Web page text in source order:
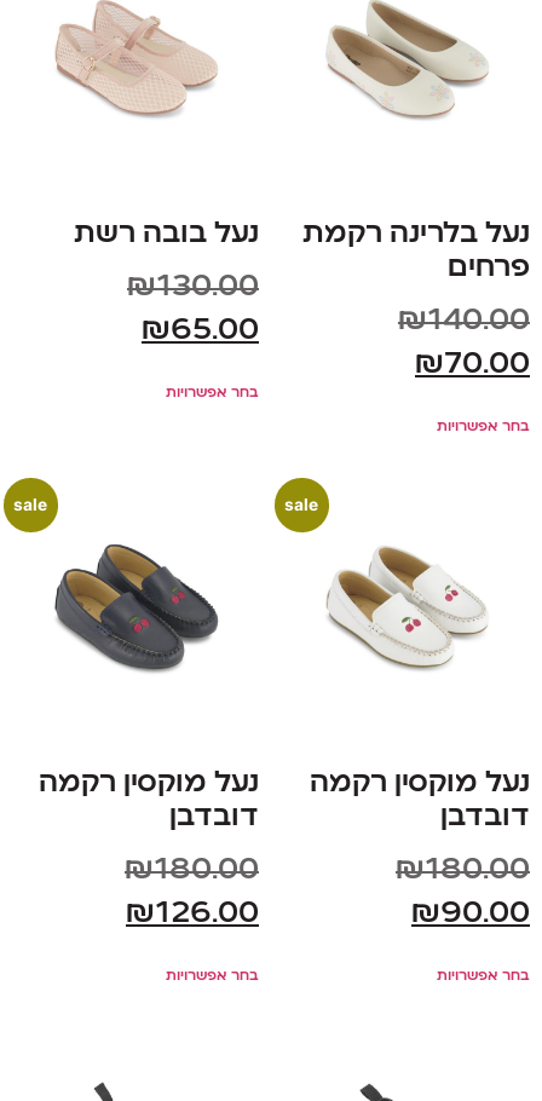
נעל בלרינה רקמת
פרחים
₪140.00
₪ 70.00
בחר אפשרויות
נעל בובה רשת
₪130.00
₪65.00
בחר אפשרויות
sale
נעל מוקסין רקמה
דובדבן
₪180.00
₪90.00
בחר אפשרויות
sale
נעל מוקסין רקמה
דובדבן
₪180.00
₪126.00
בחר אפשרויות